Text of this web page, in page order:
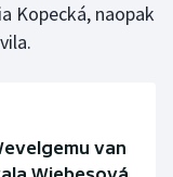
Kopecká, naopak
van